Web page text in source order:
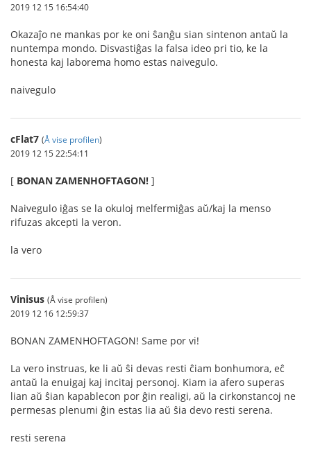
2019 12 15 16:54:40
Okazaĵo ne mankas por ke oni ŝanĝu sian sintenon antaŭ la
nuntempa mondo. Disvastiĝas la falsa ideo pri tio, ke la
honesta kaj laborema homo estas naivegulo.
naivegulo
cFlat7 (Å vise profilen)
2019 12 15 22:54:11
[ BONAN ZAMENHOFTAGON! ]
Naivegulo iĝas se la okuloj melfermiĝas aŭ/kaj la menso
rifuzas akcepti la veron.
la vero
Vinisus (Å vise profilen)
2019 12 16 12:59:37
BONAN ZAMENHOFTAGON! Same por vi!
La vero instruas, ke li aŭ ŝi devas resti ĉiam bonhumora, eĉ
antaŭ la enuigaj kaj incitaj personoj. Kiam ia afero superas
lian aŭ ŝian kapablecon por ĝin realigi, aŭ la cirkonstancoj ne
permesas plenumi ĝin estas lia aŭ ŝia devo resti serena.
resti serena